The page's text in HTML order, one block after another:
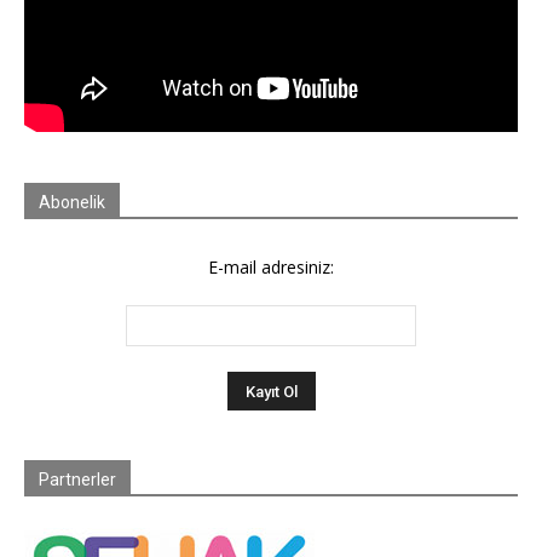
Abonelik
E-mail adresiniz:
Partnerler